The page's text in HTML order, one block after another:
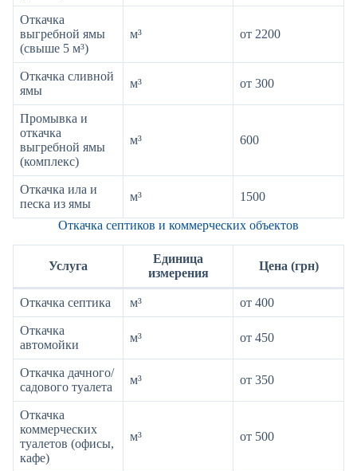
Откачка
выгребной ямы
(свыше 5 м³)
м³ от 2200
Откачка сливной
ямы
м³ от 300
Промывка и
откачка
выгребной ямы
(комплекс)
м³ 600
Откачка ила и
песка из ямы
м³ 1500
Откачка септиков и коммерческих объектов
Услуга
Единица
измерения
Цена (грн)
Откачка септика м³ от 400
Откачка
автомойки
м³ от 450
Откачка дачного/
садового туалета
м³ от 350
Откачка
коммерческих
туалетов (офисы,
кафе)
м³ от 500